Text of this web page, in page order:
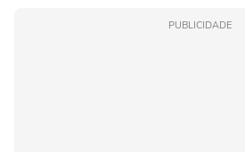
PUBLICIDADE